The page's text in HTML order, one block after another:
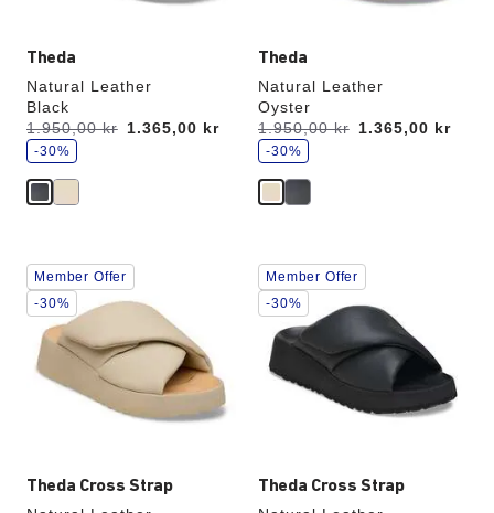
Theda
Natural Leather
Black
Förr:
1.950,00 kr
får
du
1.365,00 kr
s
p
a
r
a
-30%
Theda
Natural Leather
Oyster
Förr:
1.950,00 kr
får
du
1.365,00 kr
s
p
a
r
a
-30%
Theda Cross Strap
Interaktion
med
provfärger
kommer
uppdatera
produktbilden
Member Offer
-30%
Theda Cross Strap
Interaktion
med
provfärger
kommer
uppdatera
produktbilden
Member Offer
-30%